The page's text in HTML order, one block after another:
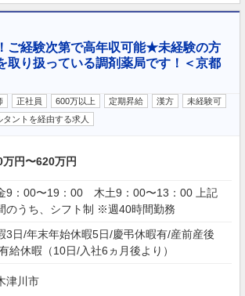
ご経験次第で高年収可能★未経験の方
取り扱っている調剤薬局です！＜京都
正社員 600万以上 定期昇給 漢方
未経験可
タントを経由する求人
円〜620万円
9：00〜19：00 木土9：00〜13：00 上記
のうち、シフト制 ※週40時間勤務
3日/年末年始休暇5日/慶弔休暇有/産前産後
給休暇（10日/入社6ヵ月後より）
津川市